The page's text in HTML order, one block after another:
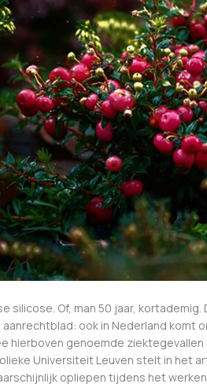
silicose. Of, man 50 jaar,
ook in Nederland
hierboven genoemde
Universiteit Leuven stelt in
opliepen tijdens het